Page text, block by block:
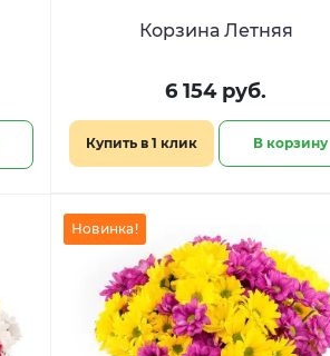
Корзина Летняя
6 154 руб.
Купить в 1 клик В корзину
Новинка!